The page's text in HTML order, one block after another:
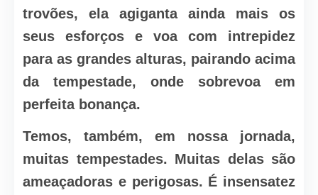
trovões, ela agiganta ainda mais os
seus esforços e voa com intrepidez
para as grandes alturas, pairando acima
da tempestade, onde sobrevoa em
perfeita bonança.
Temos, também, em nossa jornada,
muitas tempestades. Muitas delas são
ameaçadoras e perigosas. É insensatez